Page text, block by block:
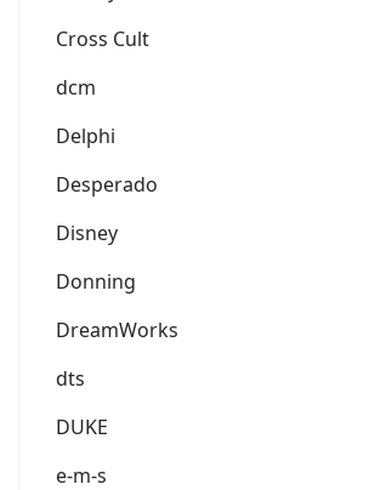
Cross Cult
dcm
Delphi
Desperado
Disney
Donning
DreamWorks
dts
DUKE
e-m-s